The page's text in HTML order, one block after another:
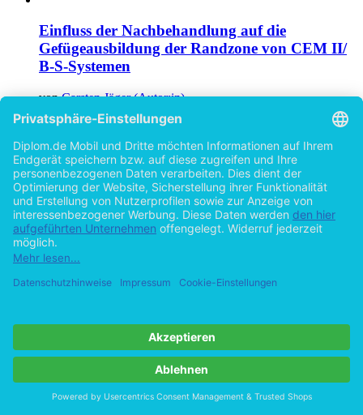
Einfluss der Nachbehandlung auf die
Gefügeausbildung der Randzone von CEM II/
B-S-Systemen
vonCarsten Jäger (Autor:in)
©2004 Diplomarbeit
Hilfe/FAQ
Impressum
Datenschutz
AGB
Vertrag widerrufen
Zur Desktop-Version
Copyright ©Imprint in der Bedey & Thoms Media GmbH
byOpen Publishing